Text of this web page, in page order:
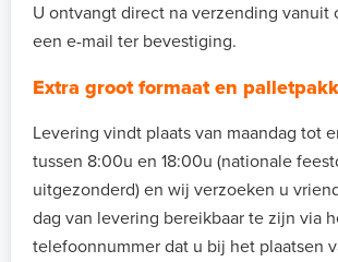
U ontvangt direct na verzending vanuit
een e-mail ter bevestiging.
Extra groot formaat en
Levering vindt plaats van maandag tot
tussen 8:00u en 18:00u (nationale
uitgezonderd) en wij verzoeken u
dag van levering bereikbaar te zijn via
telefoonnummer dat u bij het plaatsen